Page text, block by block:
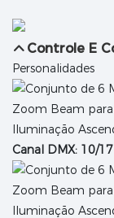
Controle E
Personalidades
Canal DMX: 10/